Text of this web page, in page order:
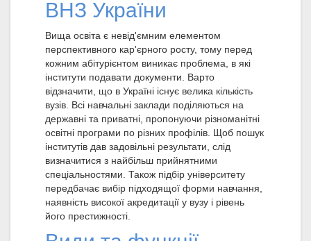
ВНЗ України
Вища освіта є невід'ємним елементом
перспективного кар'єрного росту, тому перед
кожним абітурієнтом виникає проблема, в які
інститути подавати документи. Варто
відзначити, що в Україні існує велика кількість
вузів. Всі навчальні заклади поділяються на
державні та приватні, пропонуючи різноманітні
освітні програми по різних профілів. Щоб пошук
інститутів дав задовільні результати, слід
визначитися з найбільш прийнятними
спеціальностями. Також підбір університету
передбачає вибір підходящої форми навчання,
наявність високої акредитації у вузу і рівень
його престижності.